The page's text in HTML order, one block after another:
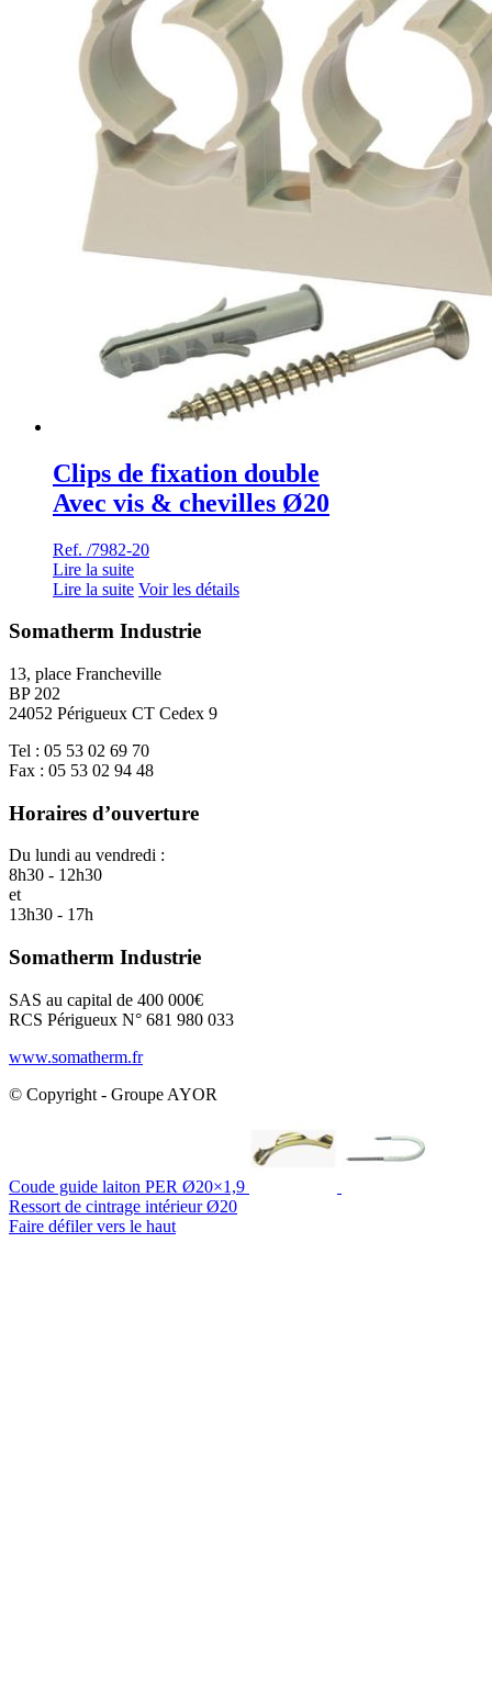
Clips de fixation double
Avec vis & chevilles Ø20
Ref. /7982-20
Lire la suite
Lire la suite Voir les détails
Somatherm Industrie
13, place Francheville
BP 202
24052 Périgueux CT Cedex 9
Tel : 05 53 02 69 70
Fax : 05 53 02 94 48
Horaires d’ouverture
Du lundi au vendredi :
8h30 - 12h30
et
13h30 - 17h
Somatherm Industrie
SAS au capital de 400 000€
RCS Périgueux N° 681 980 033
www.somatherm.fr
© Copyright - Groupe AYOR
Coude guide laiton PER Ø20×1,9
Ressort de cintrage intérieur Ø20
Faire défiler vers le haut